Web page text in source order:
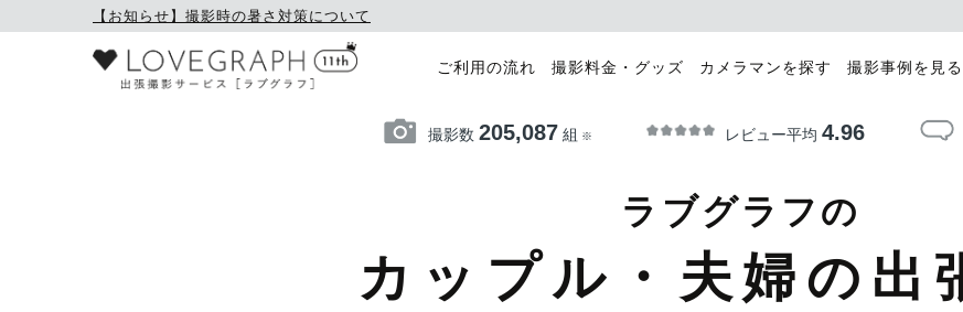
【お知らせ】撮影時の暑さ対策について
ご利用の流れ 撮影料金・グッズ カメラマンを探す 撮影事例を見る
撮影数 205,087 組 ※ レビュー平均 4.96
ラブグラフの
カップル・夫婦の出